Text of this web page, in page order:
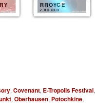
RROYCE
7 BILDER
, Covenant, E-Tropolis Festival,
, Oberhausen, Potochkine,